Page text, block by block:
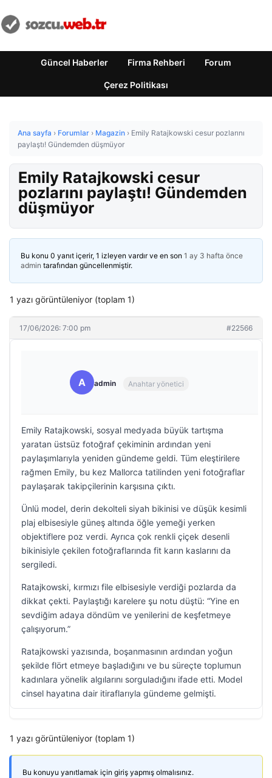
Güncel Haberler Firma Rehberi Forum
Çerez Politikası
Ana sayfa › Forumlar › Magazin › Emily Ratajkowski cesur pozlarını
paylaştı! Gündemden düşmüyor
Emily Ratajkowski cesur
pozlarını paylaştı! Gündemden
düşmüyor
Bu konu 0 yanıt içerir, 1 izleyen vardır ve en son 1 ay 3 hafta önce
admin tarafından güncellenmiştir.
1 yazı görüntüleniyor (toplam 1)
17/06/2026: 7:00 pm #22566
A admin Anahtar yönetici
Emily Ratajkowski, sosyal medyada büyük tartışma
yaratan üstsüz fotoğraf çekiminin ardından yeni
paylaşımlarıyla yeniden gündeme geldi. Tüm eleştirilere
rağmen Emily, bu kez Mallorca tatilinden yeni fotoğraflar
paylaşarak takipçilerinin karşısına çıktı.
Ünlü model, derin dekolteli siyah bikinisi ve düşük kesimli
plaj elbisesiyle güneş altında öğle yemeği yerken
objektiflere poz verdi. Ayrıca çok renkli çiçek desenli
bikinisiyle çekilen fotoğraflarında fit karın kaslarını da
sergiledi.
Ratajkowski, kırmızı file elbisesiyle verdiği pozlarda da
dikkat çekti. Paylaştığı karelere şu notu düştü: “Yine en
sevdiğim adaya döndüm ve yenilerini de keşfetmeye
çalışıyorum.”
Ratajkowski yazısında, boşanmasının ardından yoğun
şekilde flört etmeye başladığını ve bu süreçte toplumun
kadınlara yönelik algılarını sorguladığını ifade etti. Model
cinsel hayatına dair itiraflarıyla gündeme gelmişti.
1 yazı görüntüleniyor (toplam 1)
Bu konuyu yanıtlamak için giriş yapmış olmalısınız.